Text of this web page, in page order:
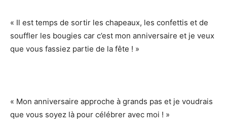
« Il est temps de sortir les chapeaux, les confettis et de
souffler les bougies car c’est mon anniversaire et je veux
que vous fassiez partie de la fête ! »
« Mon anniversaire approche à grands pas et je voudrais
que vous soyez là pour célébrer avec moi ! »